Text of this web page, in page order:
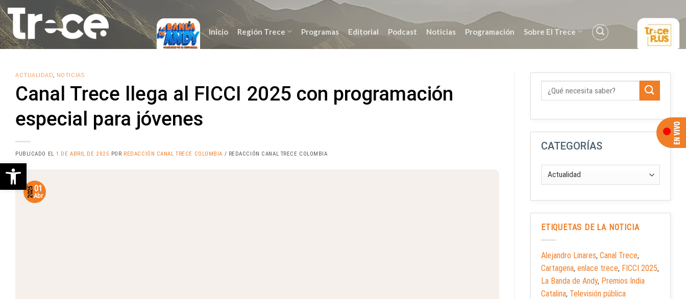
Saltar
al
contenido
Inicio Región Trece Programas Editorial Podcast Noticias Programación Sobre El Trece
ACTUALIDAD, NOTICIAS
Canal Trece llega al FICCI 2025 con programación
especial para jóvenes
PUBLICADO EL 1 DE ABRIL DE 2025 POR REDACCIÓN CANAL TRECE COLOMBIA / REDACCIÓN CANAL TRECE COLOMBIA
01
Abr
2025
CATEGORÍAS
ETIQUETAS DE LA NOTICIA
Alejandro Linares, Canal Trece,
Cartagena, enlace trece, FICCI 2025,
La Banda de Andy, Premios India
Catalina, Televisión pública
Abrir barra de herramientas